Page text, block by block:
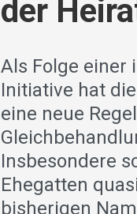
der
Als Folge einer
Initiative hat
eine neue
Insbesondere
Ehegatten
bisherigen